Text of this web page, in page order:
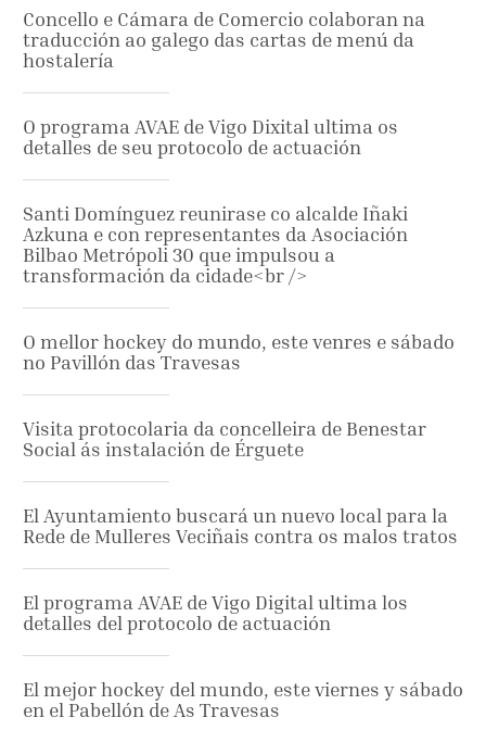
Concello e Cámara de Comercio colaboran na
traducción ao galego das cartas de menú da
hostalería
O programa AVAE de Vigo Dixital ultima os
detalles de seu protocolo de actuación
Santi Domínguez reunirase co alcalde Iñaki
Azkuna e con representantes da Asociación
Bilbao Metrópoli 30 que impulsou a
transformación da cidade<br />
O mellor hockey do mundo, este venres e sábado
no Pavillón das Travesas
Visita protocolaria da concelleira de Benestar
Social ás instalación de Érguete
El Ayuntamiento buscará un nuevo local para la
Rede de Mulleres Veciñais contra os malos tratos
El programa AVAE de Vigo Digital ultima los
detalles del protocolo de actuación
El mejor hockey del mundo, este viernes y sábado
en el Pabellón de As Travesas